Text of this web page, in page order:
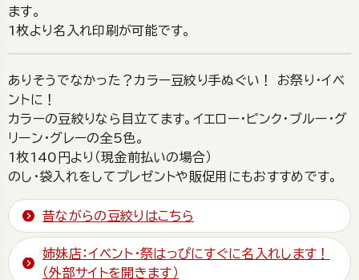
ます。
1枚より名入れ印刷が可能です。
ありそうでなかった？カラー豆絞り手ぬぐい！ お祭り・イベ
ントに！
カラーの豆絞りなら目立てます。イエロー・ピンク・ブルー・グ
リーン・グレーの全5色。
1枚140円より（現金前払いの場合）
のし・袋入れをしてプレゼントや販促用にもおすすめです。
昔ながらの豆絞りはこちら
姉妹店：イベント・祭はっぴにすぐに名入れします！
（外部サイトを開きます）